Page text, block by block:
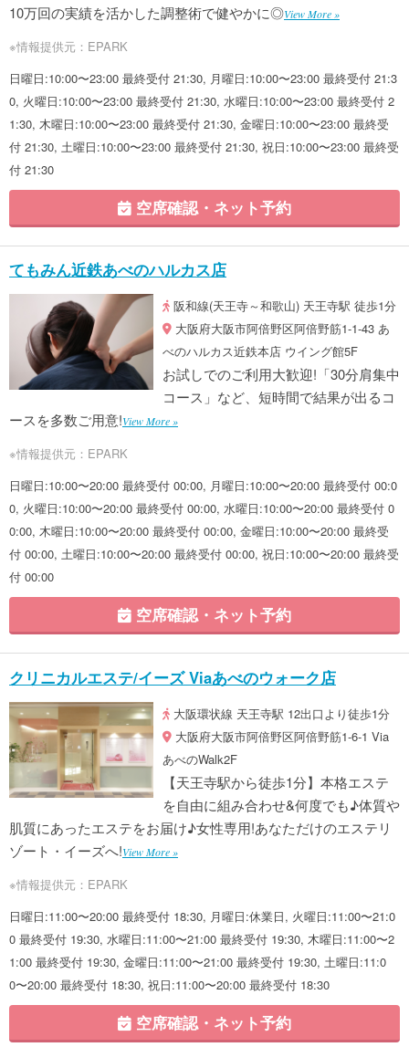
10万回の実績を活かした調整術で健やかに◎View More »
※情報提供元：EPARK
日曜日:10:00〜23:00 最終受付 21:30, 月曜日:10:00〜23:00 最終受付 21:3
0, 火曜日:10:00〜23:00 最終受付 21:30, 水曜日:10:00〜23:00 最終受付 2
1:30, 木曜日:10:00〜23:00 最終受付 21:30, 金曜日:10:00〜23:00 最終受
付 21:30, 土曜日:10:00〜23:00 最終受付 21:30, 祝日:10:00〜23:00 最終受
付 21:30
空席確認・ネット予約
てもみん近鉄あべのハルカス店
阪和線(天王寺～和歌山) 天王寺駅 徒歩1分
大阪府大阪市阿倍野区阿倍野筋1-1-43 あ
べのハルカス近鉄本店 ウイング館5F
お試しでのご利用大歓迎!「30分肩集中
コース」など、短時間で結果が出るコ
ースを多数ご用意!View More »
※情報提供元：EPARK
日曜日:10:00〜20:00 最終受付 00:00, 月曜日:10:00〜20:00 最終受付 00:0
0, 火曜日:10:00〜20:00 最終受付 00:00, 水曜日:10:00〜20:00 最終受付 0
0:00, 木曜日:10:00〜20:00 最終受付 00:00, 金曜日:10:00〜20:00 最終受
付 00:00, 土曜日:10:00〜20:00 最終受付 00:00, 祝日:10:00〜20:00 最終受
付 00:00
空席確認・ネット予約
クリニカルエステ/イーズ Viaあべのウォーク店
大阪環状線 天王寺駅 12出口より徒歩1分
大阪府大阪市阿倍野区阿倍野筋1-6-1 Via
あべのWalk2F
【天王寺駅から徒歩1分】本格エステ
を自由に組み合わせ&何度でも♪体質や
肌質にあったエステをお届け♪女性専用!あなただけのエステリ
ゾート・イーズへ!View More »
※情報提供元：EPARK
日曜日:11:00〜20:00 最終受付 18:30, 月曜日:休業日, 火曜日:11:00〜21:0
0 最終受付 19:30, 水曜日:11:00〜21:00 最終受付 19:30, 木曜日:11:00〜2
1:00 最終受付 19:30, 金曜日:11:00〜21:00 最終受付 19:30, 土曜日:11:0
0〜20:00 最終受付 18:30, 祝日:11:00〜20:00 最終受付 18:30
空席確認・ネット予約